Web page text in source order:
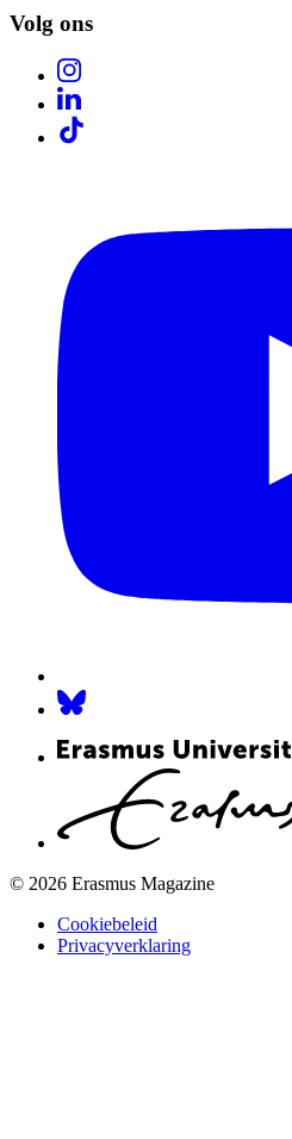
Volg ons
© 2026 Erasmus Magazine
Cookiebeleid
Privacyverklaring